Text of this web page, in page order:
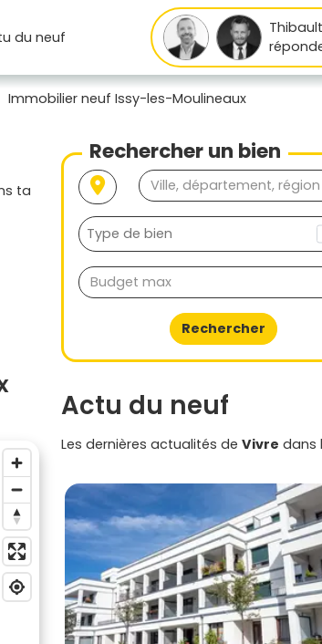
du neuf
Immobilier neuf Issy-les-Moulineaux
ta
Rechercher un bien
Rechercher
Actu du neuf
Les dernières actualités de Vivre dans